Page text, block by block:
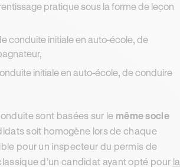
pratique sous la forme de leçon
conduite initiale en auto-école, de
initiale en auto-école, de conduire
sont basées sur le même socle
soit homogène lors de chaque
pour un inspecteur du permis de
d’un candidat ayant opté pour la